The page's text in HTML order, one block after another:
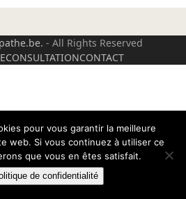
- All Rights Reserved
CONSULTATIONCONTACT
pour vous garantir la meilleure
web. Si vous continuez à utiliser ce
que vous en êtes satisfait.
de confidentialité